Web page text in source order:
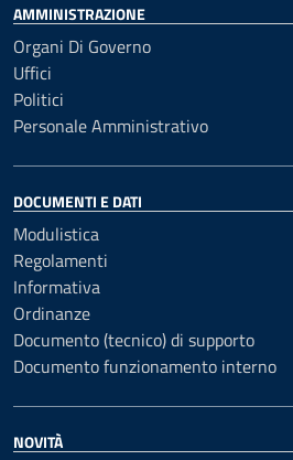
AMMINISTRAZIONE
Organi Di Governo
Uffici
Politici
Personale Amministrativo
DOCUMENTI E DATI
Modulistica
Regolamenti
Informativa
Ordinanze
Documento (tecnico) di supporto
Documento funzionamento interno
NOVITÀ